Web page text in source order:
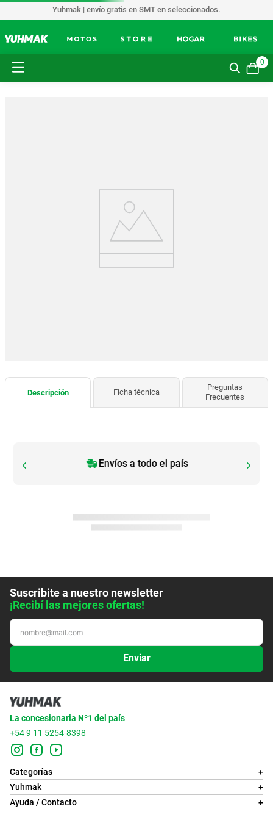
Yuhmak | envío gratis en SMT en seleccionados.
0
Descripción Ficha técnica
Preguntas
Frecuentes
Envíos a todo el país
Suscribite a nuestro newsletter
¡Recibí las mejores ofertas!
Enviar
La concesionaria Nº1 del país
+54 9 11 5254-8398
Categorías
+
Yuhmak
+
Ayuda / Contacto
+